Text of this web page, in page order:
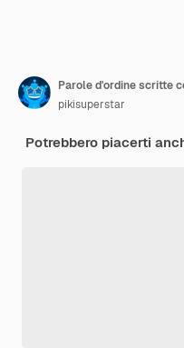
Parole d'ordine scritte
pikisuperstar
Potrebbero piacerti